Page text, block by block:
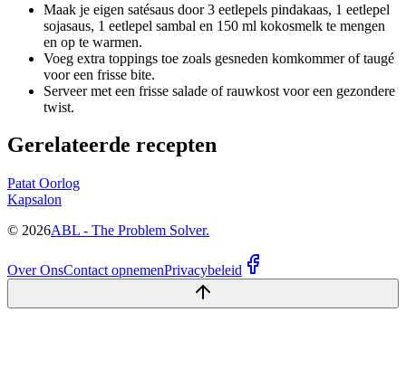
Maak je eigen satésaus door 3 eetlepels pindakaas, 1 eetlepel
sojasaus, 1 eetlepel sambal en 150 ml kokosmelk te mengen
en op te warmen.
Voeg extra toppings toe zoals gesneden komkommer of taugé
voor een frisse bite.
Serveer met een frisse salade of rauwkost voor een gezondere
twist.
Gerelateerde recepten
Patat Oorlog
Kapsalon
© 2026ABL - The Problem Solver.
Over OnsContact opnemenPrivacybeleid